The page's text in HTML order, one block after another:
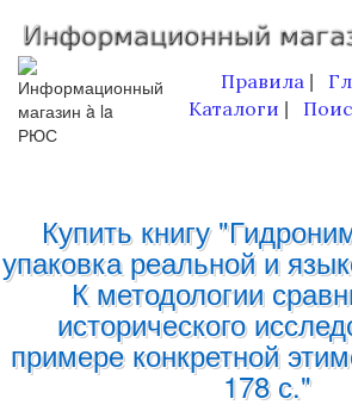
Правила
Каталоги
Купить книгу
упаковка реальной и
К методологии
исторического
примере конкретной
178 с."